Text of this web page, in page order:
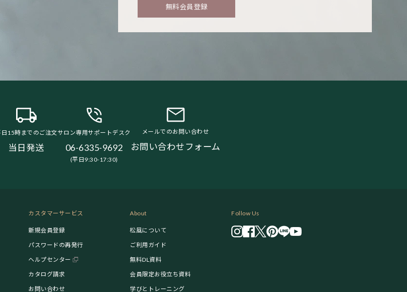
無料会員登録
日15時までのご注文
当日発送
サロン専用サポートデスク
06-6335-9692
(平日9:30-17:30)
メールでのお問い合わせ
お問い合わせフォーム
カスタマーサービス
新規会員登録
パスワードの再発行
ヘルプセンター
カタログ請求
お問い合わせ
About
松風について
ご利用ガイド
無料DL資料
会員限定お役立ち資料
学びとトレーニング
Follow Us